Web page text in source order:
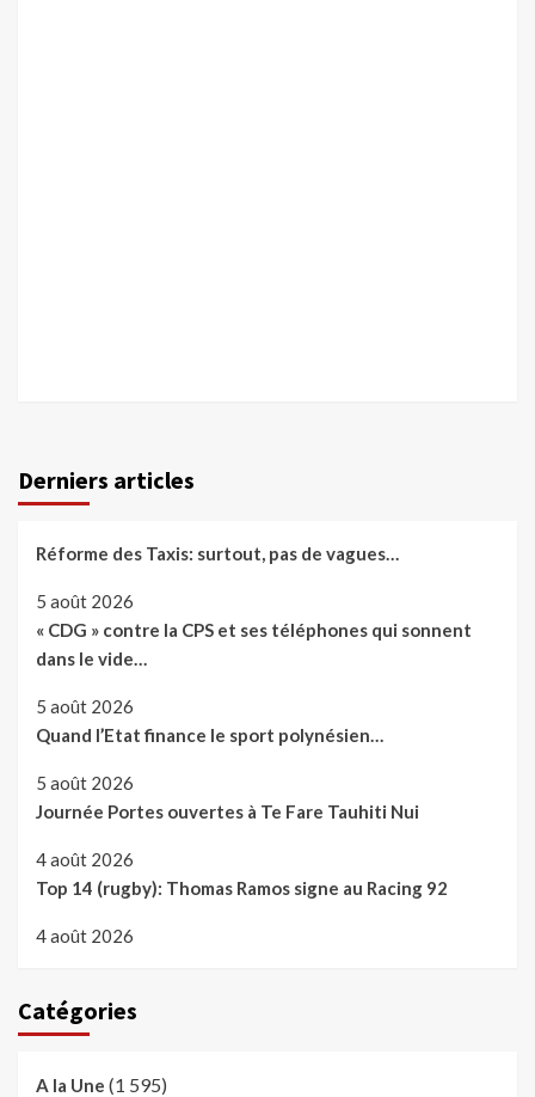
Derniers articles
Réforme des Taxis: surtout, pas de vagues…
5 août 2026
« CDG » contre la CPS et ses téléphones qui sonnent
dans le vide…
5 août 2026
Quand l’Etat finance le sport polynésien…
5 août 2026
Journée Portes ouvertes à Te Fare Tauhiti Nui
4 août 2026
Top 14 (rugby): Thomas Ramos signe au Racing 92
4 août 2026
Catégories
A la Une (1 595)